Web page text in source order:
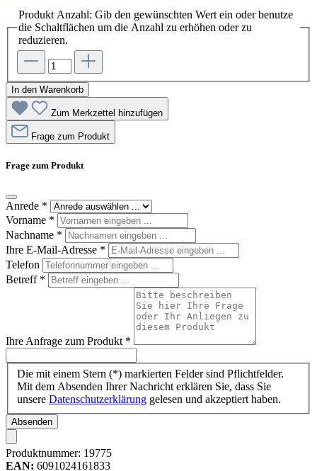
Produkt Anzahl: Gib den gewünschten Wert ein oder benutze
die Schaltflächen um die Anzahl zu erhöhen oder zu
reduzieren.
In den Warenkorb
Zum Merkzettel hinzufügen
Frage zum Produkt
Frage zum Produkt
Anrede *
Vorname *
Nachname *
Ihre E-Mail-Adresse *
Telefon
Betreff *
Ihre Anfrage zum Produkt *
Die mit einem Stern (*) markierten Felder sind Pflichtfelder.
Mit dem Absenden Ihrer Nachricht erklären Sie, dass Sie
unsere Datenschutzerklärung gelesen und akzeptiert haben.
Absenden
Produktnummer: 19775
EAN: 6091024161833